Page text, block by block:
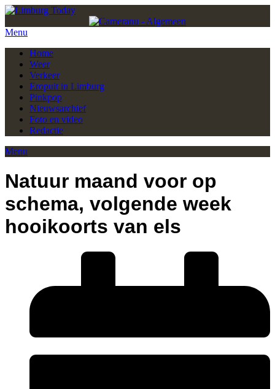
Menu
Home
Weer
Verkeer
Eropuit in Limburg
Pinkpop
Nieuwsarchief
Foto en video
Redactie
Menu
Natuur maand voor op
schema, volgende week
hooikoorts van els